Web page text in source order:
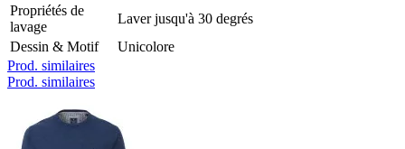
Propriétés de
lavage
Laver jusqu'à 30 degrés
Dessin & Motif
Unicolore
Prod. similaires
Prod. similaires